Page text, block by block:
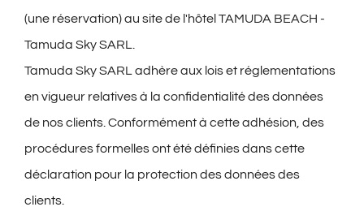
(une réservation) au site de l'hôtel TAMUDA BEACH -
Tamuda Sky SARL.
Tamuda Sky SARL adhère aux lois et réglementations
en vigueur relatives à la confidentialité des données
de nos clients. Conformément à cette adhésion, des
procédures formelles ont été définies dans cette
déclaration pour la protection des données des
clients.